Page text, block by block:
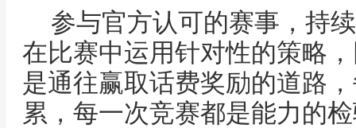
参与官方认可的赛事，持
在比赛中运用针对性的策略
是通往赢取话费奖励的道路
累，每一次竞赛都是能力的